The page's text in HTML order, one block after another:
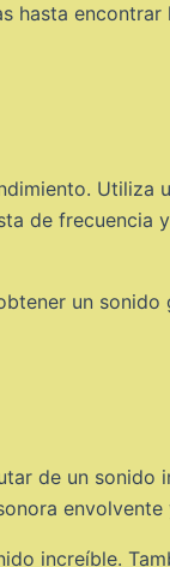
hasta
Utiliza
de frecuencia
un
de un sonido
increíble.